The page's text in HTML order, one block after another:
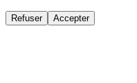
Refuser Accepter